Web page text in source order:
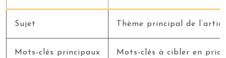
Sujet Thème principal de
Mots-clés principaux Mots-clés à cibler en